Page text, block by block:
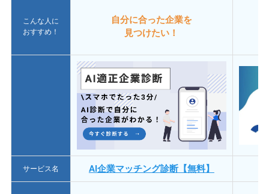
こんな人に
おすすめ！
自分に合った企業を
見つけたい！
サービス名 AI企業マッチング診断【無料】